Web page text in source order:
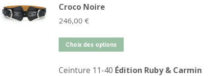
Croco Noire
246,00 €
Choix des options
Ceinture 11-40 Édition Ruby & Carmin